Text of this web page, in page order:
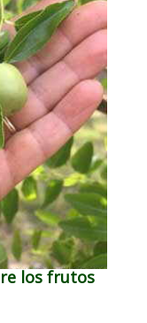
los frutos